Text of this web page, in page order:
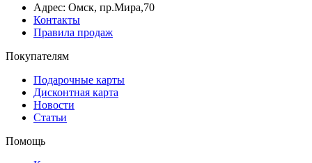
Адрес: Омск, пр.Мира,70
Контакты
Правила продаж
Покупателям
Подарочные карты
Дисконтная карта
Новости
Статьи
Помощь